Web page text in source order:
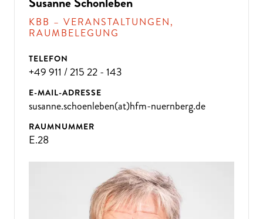
S!
KBB – VERANSTALTUNGEN,
RAUMBELEGUNG
TELEFON
+49 911 / 215 22 - 143
E-MAIL-ADRESSE
susanne.schoenleben(at)hfm-nuernberg.de
RAUMNUMMER
E.28